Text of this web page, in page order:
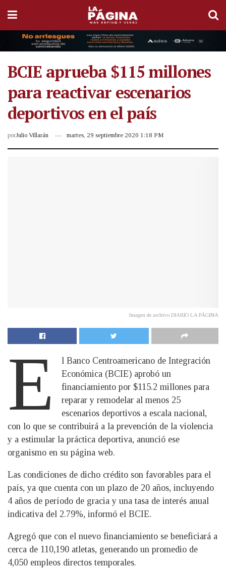
BCIE aprueba $115 millones
para reactivar escenarios
deportivos en el país
porJulio Villarán martes, 29 septiembre 2020 1:18 PM
Imagen de archivo DIARIO LA PÁGINA
E
l Banco Centroamericano de Integración
Económica (BCIE) aprobó un
financiamiento por $115.2 millones para
reparar y remodelar al menos 25
escenarios deportivos a escala nacional,
con lo que se contribuirá a la prevención de la violencia
y a estimular la práctica deportiva, anunció ese
organismo en su página web.
Las condiciones de dicho crédito son favorables para el
país, ya que cuenta con un plazo de 20 años, incluyendo
4 años de período de gracia y una tasa de interés anual
indicativa del 2.79%, informó el BCIE.
Agregó que con el nuevo financiamiento se beneficiará a
cerca de 110,190 atletas, generando un promedio de
4,050 empleos directos temporales.